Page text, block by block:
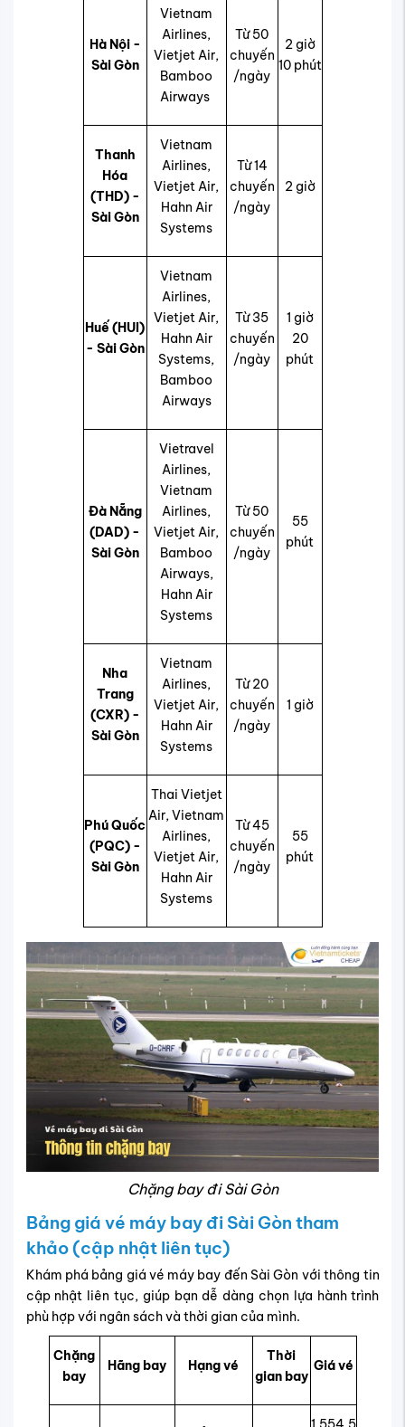
Hà Nội -
Sài Gòn
Vietnam
Airlines,
Vietjet Air,
Bamboo
Airways
Từ 50
chuyến
/ngày
2 giờ
10 phút
Thanh
Hóa
(THD) -
Sài Gòn
Vietnam
Airlines,
Vietjet Air,
Hahn Air
Systems
Từ 14
chuyến
/ngày
2 giờ
Huế (HUI)
- Sài Gòn
Vietnam
Airlines,
Vietjet Air,
Hahn Air
Systems,
Bamboo
Airways
Từ 35
chuyến
/ngày
1 giờ
20
phút
Đà Nẵng
(DAD) -
Sài Gòn
Vietravel
Airlines,
Vietnam
Airlines,
Vietjet Air,
Bamboo
Airways,
Hahn Air
Systems
Từ 50
chuyến
/ngày
55
phút
Nha
Trang
(CXR) -
Sài Gòn
Vietnam
Airlines,
Vietjet Air,
Hahn Air
Systems
Từ 20
chuyến
/ngày
1 giờ
Phú Quốc
(PQC) -
Sài Gòn
Thai Vietjet
Air, Vietnam
Airlines,
Vietjet Air,
Hahn Air
Systems
Từ 45
chuyến
/ngày
55
phút
Chặng bay đi Sài Gòn
Bảng giá vé máy bay đi Sài Gòn tham
khảo (cập nhật liên tục)
Khám phá bảng giá vé máy bay đến Sài Gòn với thông tin
cập nhật liên tục, giúp bạn dễ dàng chọn lựa hành trình
phù hợp với ngân sách và thời gian của mình.
Chặng
bay
Hãng bay Hạng vé
Thời
gian bay
Giá vé